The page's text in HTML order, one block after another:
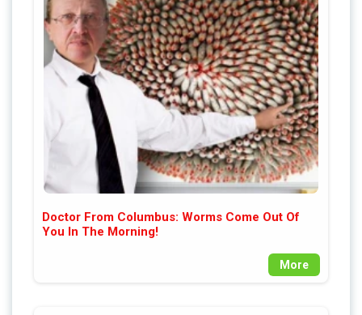
Doctor From Columbus: Worms Come Out Of
You In The Morning!
More